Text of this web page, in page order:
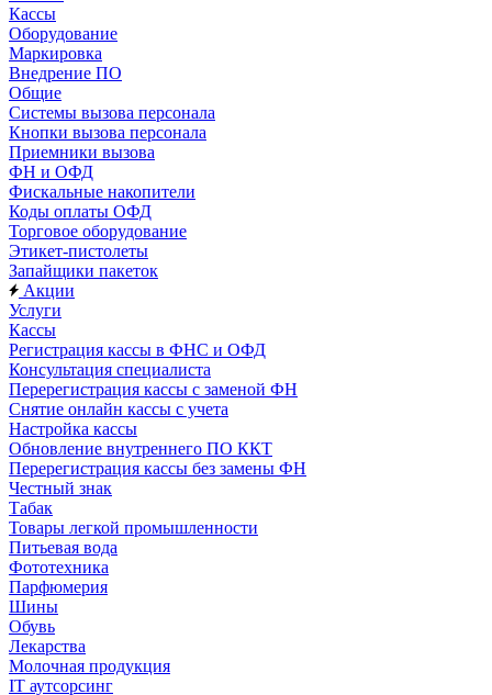
Кассы
Оборудование
Маркировка
Внедрение ПО
Общие
Системы вызова персонала
Кнопки вызова персонала
Приемники вызова
ФН и ОФД
Фискальные накопители
Коды оплаты ОФД
Торговое оборудование
Этикет-пистолеты
Запайщики пакеток
Акции
Услуги
Кассы
Регистрация кассы в ФНС и ОФД
Консультация специалиста
Перерегистрация кассы с заменой ФН
Снятие онлайн кассы с учета
Настройка кассы
Обновление внутреннего ПО ККТ
Перерегистрация кассы без замены ФН
Честный знак
Табак
Товары легкой промышленности
Питьевая вода
Фототехника
Парфюмерия
Шины
Обувь
Лекарства
Молочная продукция
IT аутсорсинг